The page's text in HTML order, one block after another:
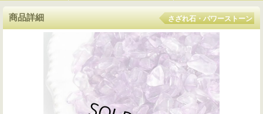
商品詳細 さざれ石・パワーストーン